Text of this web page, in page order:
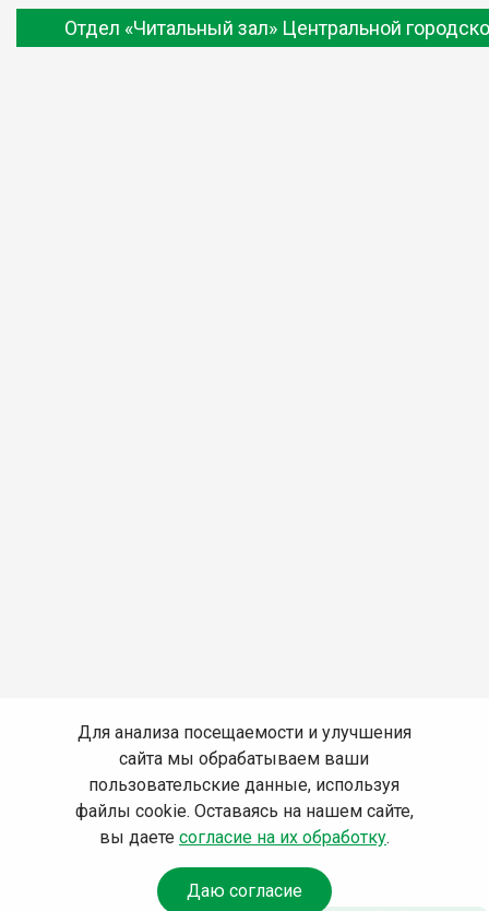
Отдел «Читальный зал» Центральной
Для анализа посещаемости и улучшения
сайта мы обрабатываем ваши
пользовательские данные, используя
файлы cookie. Оставаясь на нашем сайте,
вы даете согласие на их обработку.
Даю согласие